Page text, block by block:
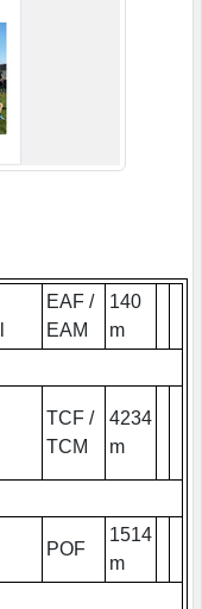
EAF /
EAM
140
m
TCF /
TCM
4234
m
POF
1514
m